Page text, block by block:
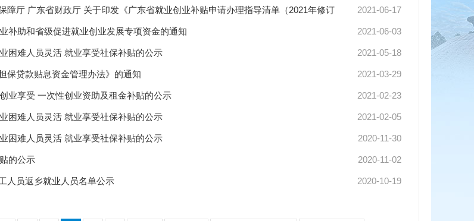
2021-06-17
障厅 广东省财政厅 关于印发《广东省就业创业补贴申请办理指导清单（2021年修订
2021-06-03
补助和省级促进就业创业发展专项资金的通知
2021-05-18
困难人员灵活 就业享受社保补贴的公示
2021-03-29
保贷款贴息资金管理办法》的通知
2021-02-23
业享受 一次性创业资助及租金补贴的公示
2021-02-05
困难人员灵活 就业享受社保补贴的公示
2020-11-30
困难人员灵活 就业享受社保补贴的公示
2020-11-02
的公示
2020-10-19
人员返乡就业人员名单公示